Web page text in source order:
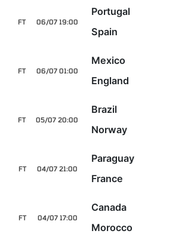
06/07 19:00
FT
Portugal
Spain
06/07 01:00
FT
Mexico
England
05/07 20:00
FT
Brazil
Norway
04/07 21:00
FT
Paraguay
France
04/07 17:00
FT
Canada
Morocco